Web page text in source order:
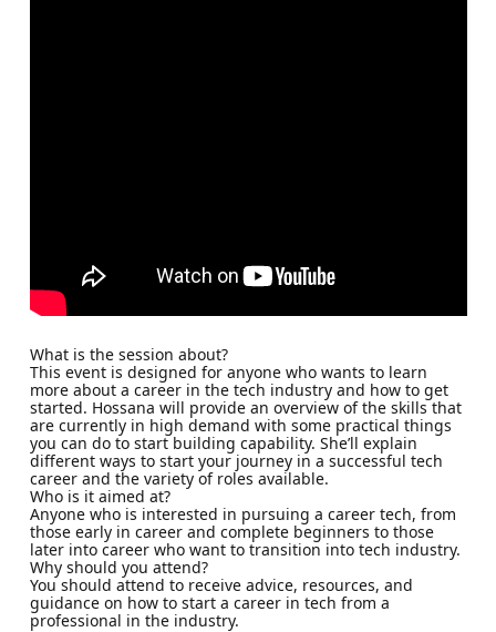
What is the session about?
This event is designed for anyone who wants to learn
more about a career in the tech industry and how to get
started. Hossana will provide an overview of the skills that
are currently in high demand with some practical things
you can do to start building capability. She’ll explain
different ways to start your journey in a successful tech
career and the variety of roles available.
Who is it aimed at?
Anyone who is interested in pursuing a career tech, from
those early in career and complete beginners to those
later into career who want to transition into tech industry.
Why should you attend?
You should attend to receive advice, resources, and
guidance on how to start a career in tech from a
professional in the industry.